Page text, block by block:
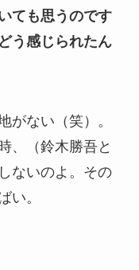
ても思うのです
う感じられたん
がない（笑）。
、（鈴木勝吾と
ないのよ。その
い。